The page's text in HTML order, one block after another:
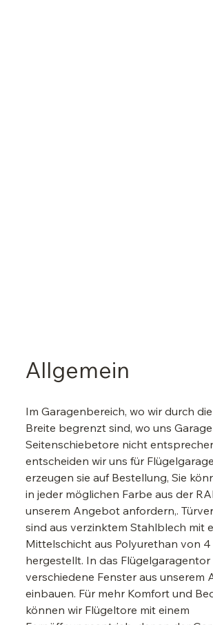
Allgemein
Im Garagenbereich, wo wir durch
Breite begrenzt sind, wo uns
Seitenschiebetore nicht
entscheiden wir uns für
erzeugen sie auf Bestellung, Sie
in jeder möglichen Farbe aus der
unserem Angebot anfordern,.
sind aus verzinktem Stahlblech mit
Mittelschicht aus Polyurethan von 4
hergestellt. In das
verschiedene Fenster aus unserem
einbauen. Für mehr Komfort und
können wir Flügeltore mit einem